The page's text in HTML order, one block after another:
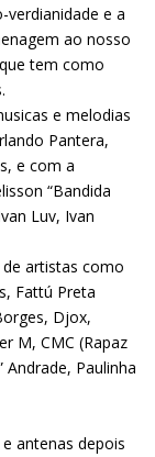
e a
ao nosso
tem como
e melodias
Pantera,
e com a
“Bandida
Luv, Ivan
artistas como
Fattú Preta
Djox,
M, CMC (Rapaz
Andrade, Paulinha
antenas depois